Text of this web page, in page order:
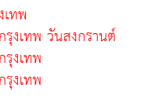
ทพ
งเทพ วันสงกรานต์
งเทพ
งเทพ